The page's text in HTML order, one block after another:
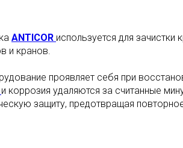
ANTICOR используется для зачистки
и кранов.
проявляет себя при
и коррозия удаляются за считанные
защиту, предотвращая